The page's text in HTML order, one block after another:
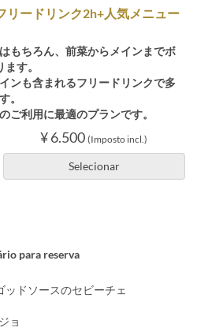
リードリンク2h+人気メニュー
もちろん、前菜からメインまでボ
す。
ンも含まれるフリードリンクで多
。
ご利用に最適のプランです。
¥ 6.500 (Imposto incl.)
Selecionar
para reserva
ドソースのセビーチェ
ョ